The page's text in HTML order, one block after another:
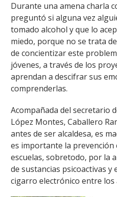
Durante una amena charla
preguntó si alguna vez
tomado alcohol y que lo
miedo, porque no se trata
de concientizar este
jóvenes, a través de los
aprendan a descifrar sus
comprenderlas.
Acompañada del secretario
López Montes, Caballero
antes de ser alcaldesa, es
es importante la prevención
escuelas, sobretodo, por la
de sustancias psicoactivas y
cigarro electrónico entre los